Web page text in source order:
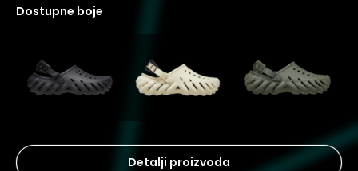
dostupne boje
Detalji proizvoda